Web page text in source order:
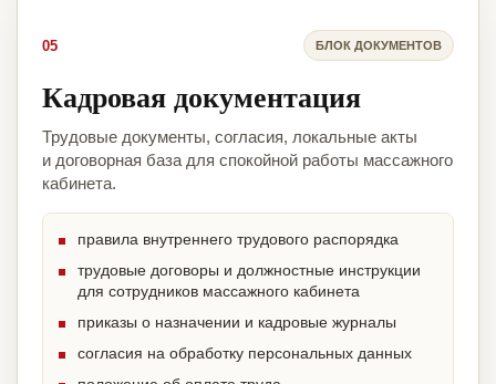
05 БЛОК ДОКУМЕНТОВ
Кадровая документация
Трудовые документы, согласия, локальные акты
и договорная база для спокойной работы массажного
кабинета.
правила внутреннего трудового распорядка
трудовые договоры и должностные инструкции
для сотрудников массажного кабинета
приказы о назначении и кадровые журналы
согласия на обработку персональных данных